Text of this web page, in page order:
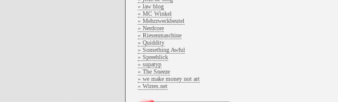
» law blog
» MC Winkel
» Mehrzweckbeutel
» Nerdcore
» Riesenmaschine
» Quiddity
» Something Awful
» Spreeblick
» supatyp
» The Sneeze
» we make money not art
» Wirres.net